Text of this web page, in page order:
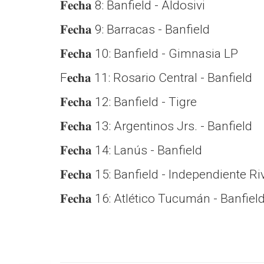
𝐅𝐞𝐜𝐡𝐚 8: Banfield - Aldosivi
𝐅𝐞𝐜𝐡𝐚 9: Barracas - Banfield
𝐅𝐞𝐜𝐡𝐚 10: Banfield - Gimnasia LP
F𝐞𝐜𝐡𝐚 11: Rosario Central - Banfield
𝐅𝐞𝐜𝐡𝐚 12: Banfield - Tigre
𝐅𝐞𝐜𝐡𝐚 13: Argentinos Jrs. - Banfield
𝐅𝐞𝐜𝐡𝐚 14: Lanús - Banfield
𝐅𝐞𝐜𝐡𝐚 15: Banfield - Independiente
𝐅𝐞𝐜𝐡𝐚 16: Atlético Tucumán - Banfield